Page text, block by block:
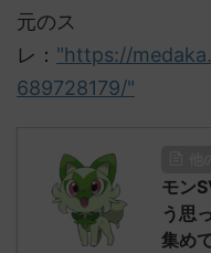
元のス
レ： "https://
689728179/"
モン
う思
集め